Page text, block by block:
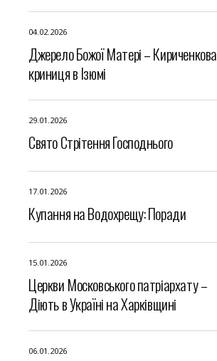
04.02.2026
Джерело Божої Матері – Кириченкова
криниця в Ізюмі
29.01.2026
Свято Стрітення Господнього
17.01.2026
Купання на Водохрещу: Поради
15.01.2026
Церкви Московського патріархату –
Діють в Україні на Харківщині
06.01.2026